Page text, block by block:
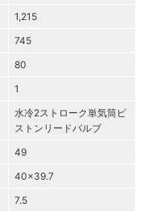
1,215
745
80
1
水冷2ストローク単気筒ピ
ストンリードバルブ
49
40×39.7
7.5